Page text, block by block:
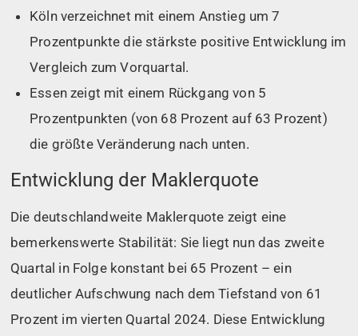
Köln verzeichnet mit einem Anstieg um 7
Prozentpunkte die stärkste positive Entwicklung im
Vergleich zum Vorquartal.
Essen zeigt mit einem Rückgang von 5
Prozentpunkten (von 68 Prozent auf 63 Prozent)
die größte Veränderung nach unten.
Entwicklung der Maklerquote
Die deutschlandweite Maklerquote zeigt eine
bemerkenswerte Stabilität: Sie liegt nun das zweite
Quartal in Folge konstant bei 65 Prozent – ein
deutlicher Aufschwung nach dem Tiefstand von 61
Prozent im vierten Quartal 2024. Diese Entwicklung